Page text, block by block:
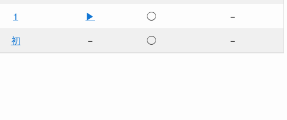
1 ▶ ◯
－
初 － ◯ －